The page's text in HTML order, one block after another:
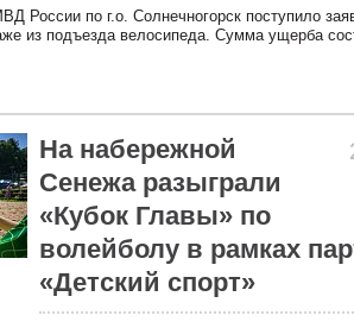
России по г.о. Солнечногорск поступило
из подъезда велосипеда. Сумма ущерба
На набережной
Сенежа разыграли
«Кубок Главы» по
волейболу в рамках
«Детский спорт»